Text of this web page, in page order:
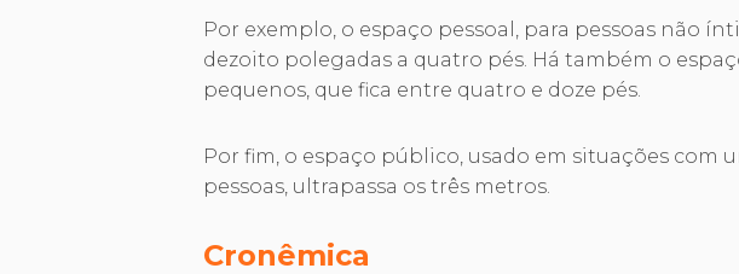
Por exemplo, o espaço pessoal, para pessoas não
dezoito polegadas a quatro pés. Há também o
pequenos, que fica entre quatro e doze pés.
Por fim, o espaço público, usado em situações com
pessoas, ultrapassa os três metros.
Cronêmica